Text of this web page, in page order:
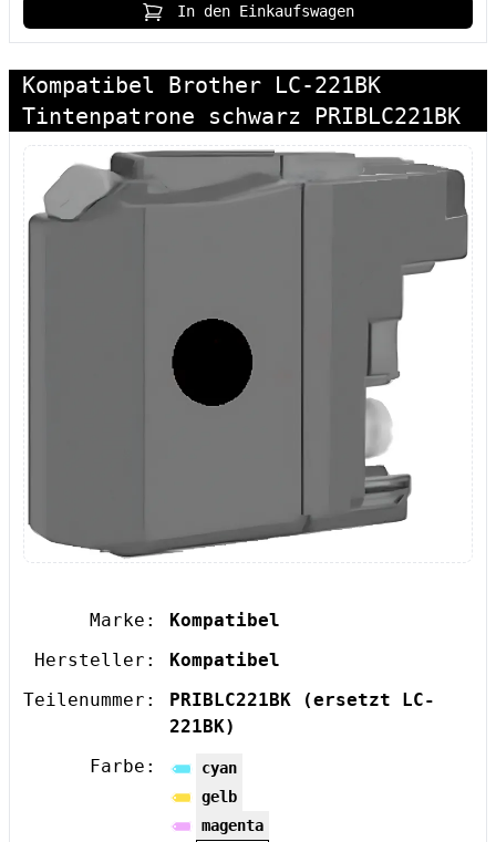
In den Einkaufswagen
Kompatibel Brother LC-221BK
Tintenpatrone schwarz PRIBLC221BK
Marke:
Kompatibel
Hersteller:
Kompatibel
Teilenummer:
PRIBLC221BK
(ersetzt LC-
221BK)
Farbe:
cyan
gelb
magenta